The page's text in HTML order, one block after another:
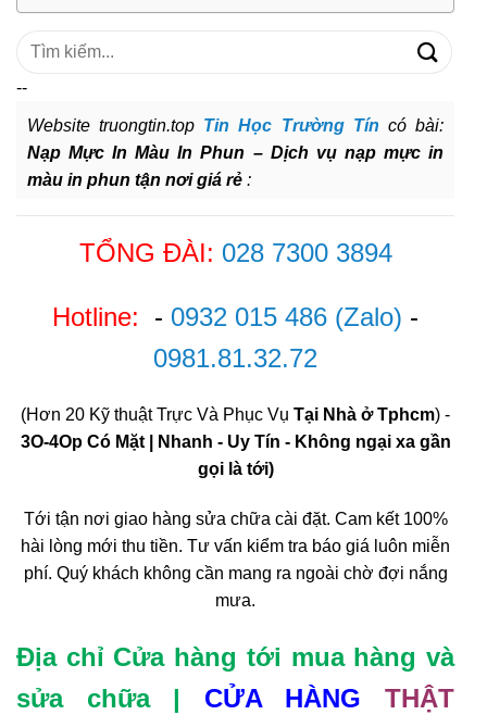
Tìm
--
Website truongtin.top Tin Học Trường Tín có bài:
Nạp Mực In Màu In Phun – Dịch vụ nạp mực in
màu in phun tận nơi giá rẻ :
TỔNG ĐÀI: 028 7300 3894
Hotline: - 0932 015 486 (Zalo) -
0981.81.32.72
(Hơn 20 Kỹ thuật Trực Và Phục Vụ Tại Nhà ở Tphcm) -
3O-4Op Có Mặt | Nhanh - Uy Tín - Không ngại xa gần
gọi là tới)
Tới tận nơi giao hàng sửa chữa cài đặt. Cam kết 100%
hài lòng mới thu tiền. Tư vấn kiểm tra báo giá luôn miễn
phí. Quý khách không cần mang ra ngoài chờ đợi nắng
mưa.
Địa chỉ Cửa hàng tới mua hàng và
sửa chữa | CỬA HÀNG
THẬT